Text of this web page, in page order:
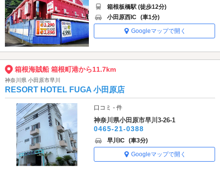
箱根板橋駅 (徒歩12分)
小田原西IC (車1分)
Googleマップで開く
箱根海賊船 箱根町港から11.7km
神奈川県 小田原市早川
RESORT HOTEL FUGA 小田原店
口コミ - 件
神奈川県小田原市早川3-26-1
0465-21-0388
早川IC (車3分)
Googleマップで開く